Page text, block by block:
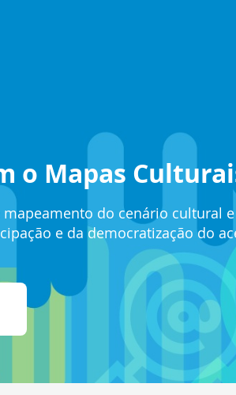
o Mapas
do cenário cultural
e da democratização do